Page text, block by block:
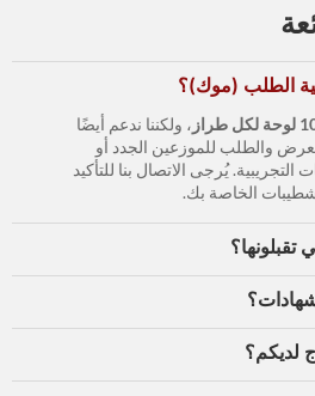
الطلب (موك)؟
طراز
، ولكننا ندعم أيضًا
والطلب للموزعين الجدد أو
التجريبية. يُرجى الاتصال بنا للتأكيد
الخاصة بك.
لديكم؟